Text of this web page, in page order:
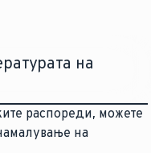
на
распореди, можете
на